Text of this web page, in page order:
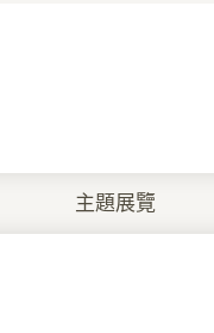
主題展覽